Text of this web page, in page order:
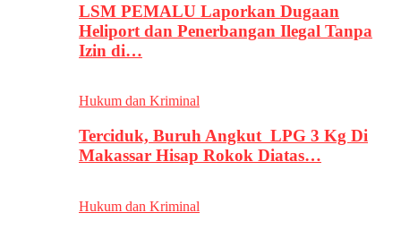
LSM PEMALU Laporkan Dugaan
Heliport dan Penerbangan Ilegal Tanpa
Izin di…
Hukum dan Kriminal
Terciduk, Buruh Angkut LPG 3 Kg Di
Makassar Hisap Rokok Diatas…
Hukum dan Kriminal